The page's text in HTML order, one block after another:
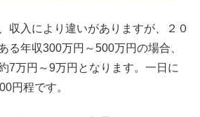
収入により違いがありますが、２０
る年収300万円～500万円の場合、
7万円～9万円となります。一日に
円程です。